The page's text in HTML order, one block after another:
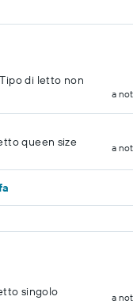
di letto non
a
queen size a
singolo a